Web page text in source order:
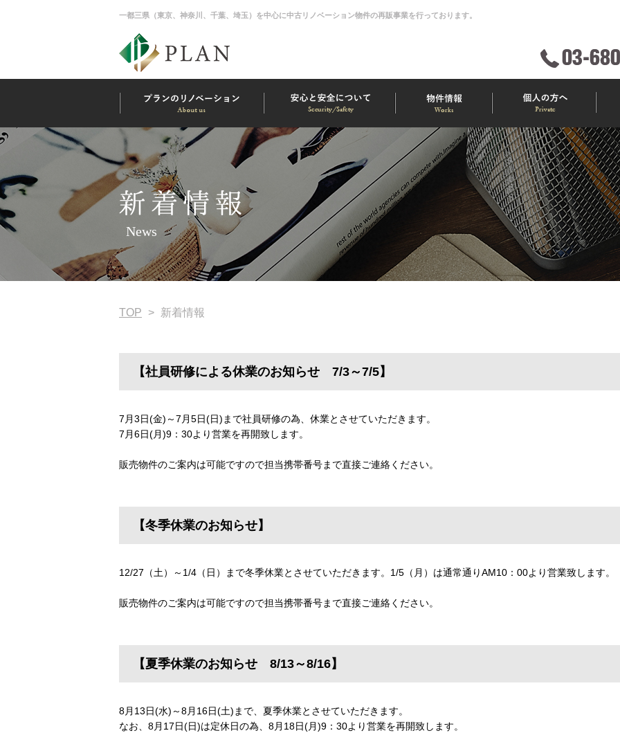
一都三県（東京、神奈川、千葉、埼玉）を中心に中古リノベーション物件の再販事業を行っております。
News
TOP > 新着情報
【社員研修による休業のお知らせ 7/3～7/5】
7月3日(金)～7月5日(日)まで社員研修の為、休業とさせていただきます。
7月6日(月)9：30より営業を再開致します。
販売物件のご案内は可能ですので担当携帯番号まで直接ご連絡ください。
【冬季休業のお知らせ】
12/27（土）～1/4（日）まで冬季休業とさせていただきます。1/5（月）は通常通りAM10：00より営業致します。
販売物件のご案内は可能ですので担当携帯番号まで直接ご連絡ください。
【夏季休業のお知らせ 8/13～8/16】
8月13日(水)～8月16日(土)まで、夏季休業とさせていただきます。
なお、8月17日(日)は定休日の為、8月18日(月)9：30より営業を再開致します。